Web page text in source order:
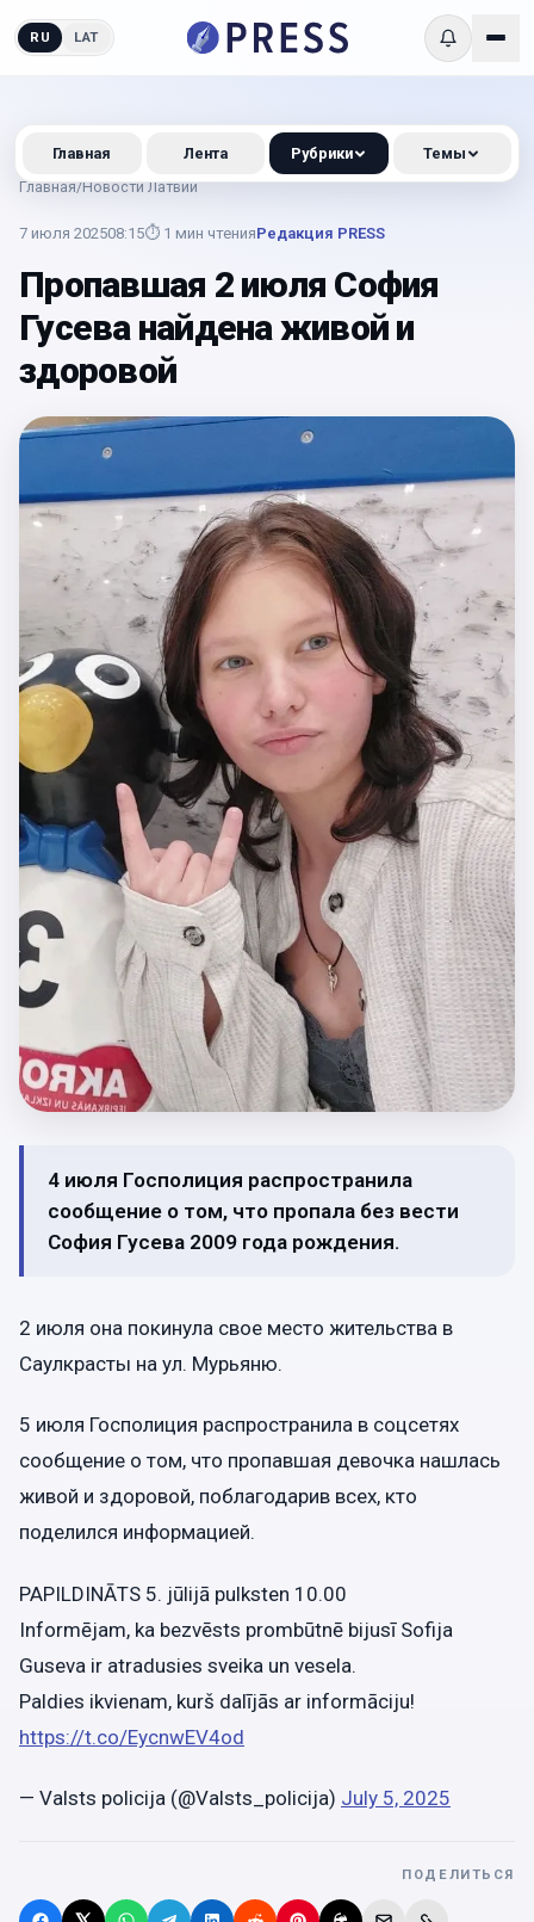
RU LAT
Главная/Новости Латвии
7 июля 202508:15⏱ 1 мин чтенияРедакция PRESS
Пропавшая 2 июля София
Гусева найдена живой и
здоровой
4 июля Госполиция распространила
сообщение о том, что пропала без вести
София Гусева 2009 года рождения.
2 июля она покинула свое место жительства в
Саулкрасты на ул. Мурьяню.
5 июля Госполиция распространила в соцсетях
сообщение о том, что пропавшая девочка нашлась
живой и здоровой, поблагодарив всех, кто
поделился информацией.
PAPILDINĀTS 5. jūlijā pulksten 10.00
Informējam, ka bezvēsts prombūtnē bijusī Sofija
Guseva ir atradusies sveika un vesela.
Paldies ikvienam, kurš dalījās ar informāciju!
https://t.co/EycnwEV4od
— Valsts policija (@Valsts_policija) July 5, 2025
ПОДЕЛИТЬСЯ
Главная Лента Рубрики Темы